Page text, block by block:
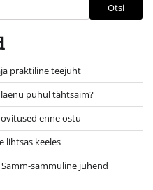
Otsi
praktiline teejuht
puhul tähtsaim?
enne ostu
lihtsas keeles
sammuline juhend